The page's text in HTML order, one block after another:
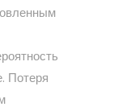
Потеря